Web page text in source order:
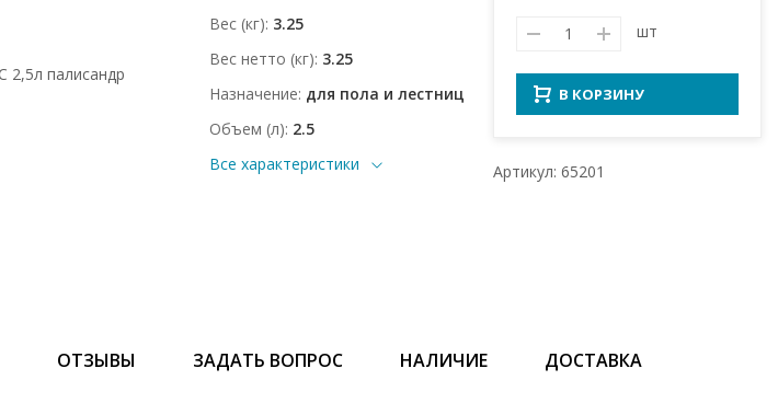
Вес (кг) 3.25
Вес нетто (кг) 3.25
Назначение для пола и лестниц
Объем (л) 2.5
Все характеристики
шт
В КОРЗИНУ
Артикул: 65201
ОТЗЫВЫ ЗАДАТЬ ВОПРОС НАЛИЧИЕ ДОСТАВКА